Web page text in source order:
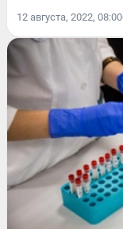
12 августа, 2022, 08:00